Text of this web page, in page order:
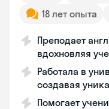
18 лет опыта
Преподает
вдохновляя
Работала в
создавая
Помогает